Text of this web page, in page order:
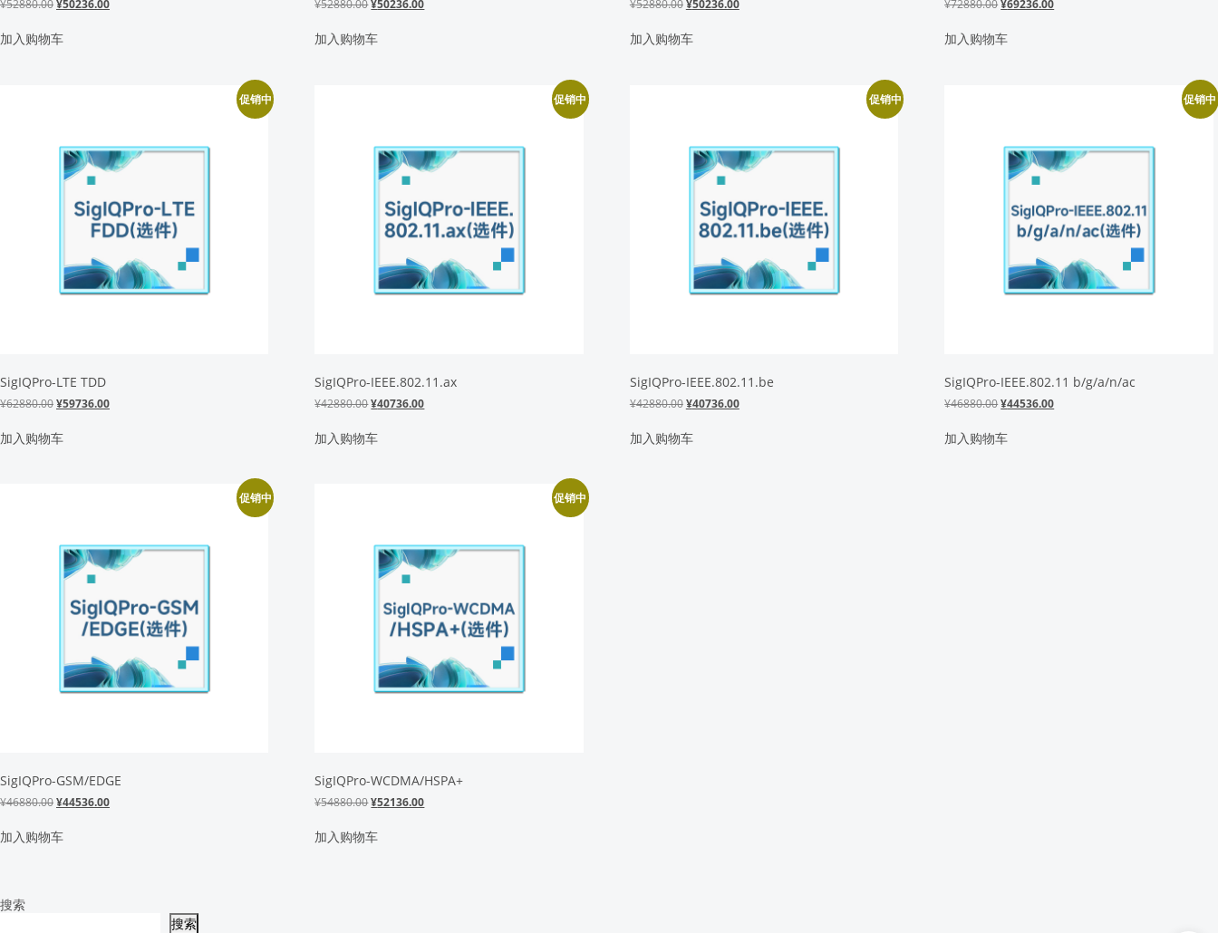
¥52880.00原
为：
¥52880.00。
¥50236.00当
加入购物车
¥52880.00原
为：
¥52880.00。
¥50236.00当
加入购物车
¥52880.00原
为：
¥52880.00。
¥50236.00当
加入购物车
¥72880.00原
为：
¥72880.00。
¥69236.00当
加入购物车
促销中
SigIQPro-LTE TDD
¥62880.00原
为：
¥62880.00。
¥59736.00当
加入购物车
促销中
SigIQPro-IEEE.802.11.ax
¥42880.00原
为：
¥42880.00。
¥40736.00当
加入购物车
促销中
SigIQPro-IEEE.802.11.be
¥42880.00原
为：
¥42880.00。
¥40736.00当
加入购物车
促销中
SigIQPro-IEEE.802.11 b/g/a/n/ac
¥46880.00原
为：
¥46880.00。
¥44536.00当
加入购物车
促销中
SigIQPro-GSM/EDGE
¥46880.00原
为：
¥46880.00。
¥44536.00当
加入购物车
促销中
SigIQPro-WCDMA/HSPA+
¥54880.00原
为：
¥54880.00。
¥52136.00当
加入购物车
搜索
搜索